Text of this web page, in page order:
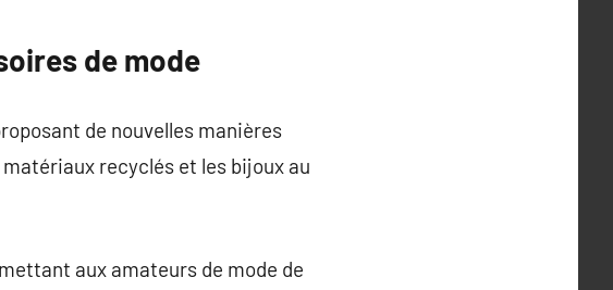
de mode
de nouvelles manières
recyclés et les bijoux au
aux amateurs de mode de